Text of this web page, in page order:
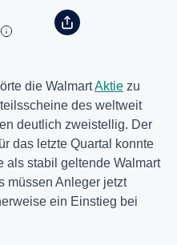
die WalmartAktie zu
des weltweit
deutlich zweistellig. Der
das letzte Quartal konnte
als stabil geltende Walmart
müssen Anleger jetzt
ein Einstieg bei